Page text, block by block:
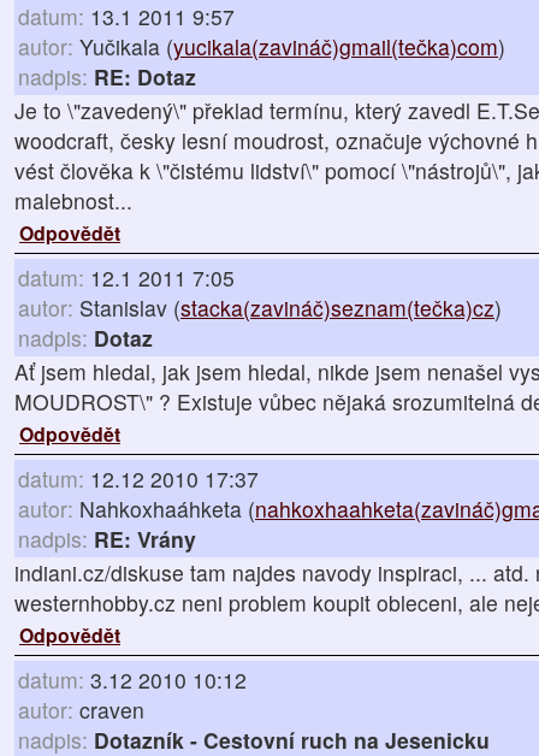
datum: 13.1 2011 9:57
autor: Yučikala (yucikala(zavináč)gmail(tečka)com)
nadpis: RE: Dotaz
Je to \"zavedený\" překlad termínu, který zavedl
woodcraft, česky lesní moudrost, označuje výchovné
vést člověka k \"čistému lidství\" pomocí \"nástrojů\",
malebnost...
Odpovědět
datum: 12.1 2011 7:05
autor: Stanislav (stacka(zavináč)seznam(tečka)cz)
nadpis: Dotaz
Ať jsem hledal, jak jsem hledal, nikde jsem nenašel
MOUDROST\" ? Existuje vůbec nějaká srozumitelná
Odpovědět
datum: 12.12 2010 17:37
autor: Nahkoxhaáhketa (
nadpis: RE: Vrány
indiani.cz/diskuse tam najdes navody inspiraci, ...
westernhobby.cz neni problem koupit obleceni, ale
Odpovědět
datum: 3.12 2010 10:12
autor: craven
nadpis: Dotazník - Cestovní ruch na Jesenicku